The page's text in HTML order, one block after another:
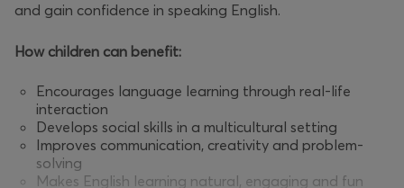
and gain confidence in speaking English.
How children can benefit:
Encourages language learning through real-life
interaction
Develops social skills in a multicultural setting
Improves communication, creativity and problem-
solving
Makes English learning natural, engaging and fun